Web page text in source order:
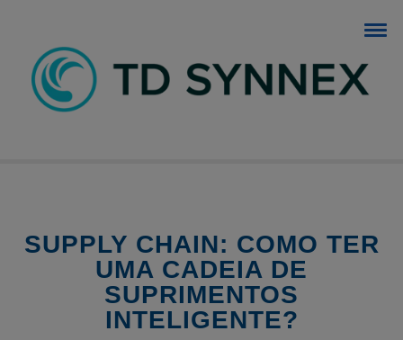
BLOG TD SYNNEX
SUPPLY CHAIN: COMO TER
UMA CADEIA DE
SUPRIMENTOS
INTELIGENTE?